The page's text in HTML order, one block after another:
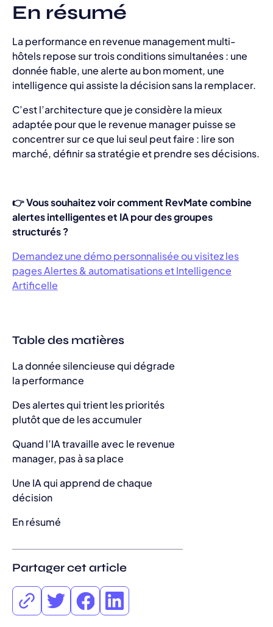
En résumé
La performance en revenue management multi-
hôtels repose sur trois conditions simultanées : une
donnée fiable, une alerte au bon moment, une
intelligence qui assiste la décision sans la remplacer.
C’est l’architecture que je considère la mieux
adaptée pour que le revenue manager puisse se
concentrer sur ce que lui seul peut faire : lire son
marché, définir sa stratégie et prendre ses décisions.
👉 Vous souhaitez voir comment RevMate combine
alertes intelligentes et IA pour des groupes
structurés ?
Demandez une démo personnalisée ou visitez les
pages Alertes & automatisations et Intelligence
Artificelle
Table des matières
La donnée silencieuse qui dégrade
la performance
Des alertes qui trient les priorités
plutôt que de les accumuler
Quand l’IA travaille avec le revenue
manager, pas à sa place
Une IA qui apprend de chaque
décision
En résumé
Partager cet article